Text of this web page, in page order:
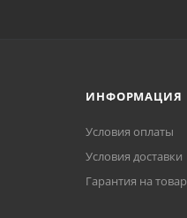
ИНФОРМАЦИЯ
Условия оплаты
Условия доставки
Гарантия на товар